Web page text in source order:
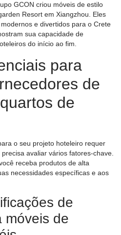
GCON criou móveis de estilo
Resort em Xiangzhou. Eles
e divertidos para o Crete
sua capacidade de
do início ao fim.
para
de
de
o seu projeto hoteleiro requer
avaliar vários fatores-chave.
receba produtos de alta
necessidades específicas e aos
de
móveis de